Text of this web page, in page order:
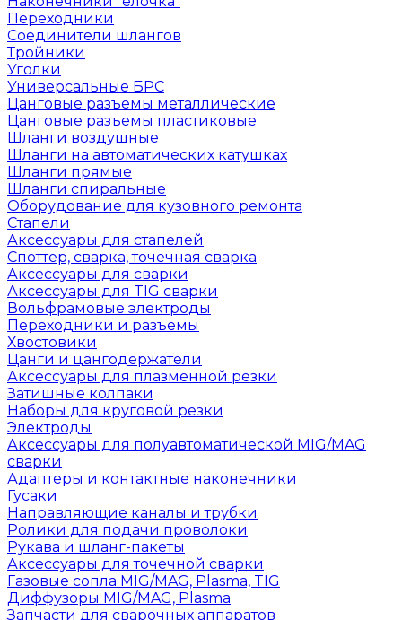
Переходники
Соединители шлангов
Тройники
Уголки
Универсальные БРС
Цанговые разъемы металлические
Цанговые разъемы пластиковые
Шланги воздушные
Шланги на автоматических катушках
Шланги прямые
Шланги спиральные
Оборудование для кузовного ремонта
Стапели
Аксессуары для стапелей
Споттер, сварка, точечная сварка
Аксессуары для сварки
Аксессуары для TIG сварки
Вольфрамовые электроды
Переходники и разъемы
Хвостовики
Цанги и цангодержатели
Аксессуары для плазменной резки
Затишные колпаки
Наборы для круговой резки
Электроды
Аксессуары для полуавтоматической MIG/MAG
сварки
Адаптеры и контактные наконечники
Гусаки
Направляющие каналы и трубки
Ролики для подачи проволоки
Рукава и шланг-пакеты
Аксессуары для точечной сварки
Газовые сопла MIG/MAG, Plasma, TIG
Диффузоры MIG/MAG, Plasma
Запчасти для сварочных аппаратов